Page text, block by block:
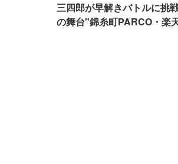
三四郎が早解きバトルに挑
の舞台"錦糸町PARCO・楽